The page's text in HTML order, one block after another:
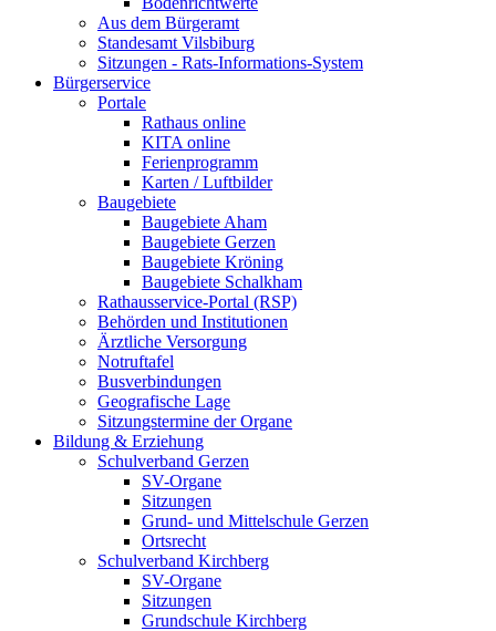
Aus dem Bürgeramt
Standesamt Vilsbiburg
Sitzungen - Rats-Informations-System
Bürgerservice
Portale
Rathaus online
KITA online
Ferienprogramm
Karten / Luftbilder
Baugebiete
Baugebiete Aham
Baugebiete Gerzen
Baugebiete Kröning
Baugebiete Schalkham
Rathausservice-Portal (RSP)
Behörden und Institutionen
Ärztliche Versorgung
Notruftafel
Busverbindungen
Geografische Lage
Sitzungstermine der Organe
Bildung & Erziehung
Schulverband Gerzen
SV-Organe
Sitzungen
Grund- und Mittelschule Gerzen
Ortsrecht
Schulverband Kirchberg
SV-Organe
Sitzungen
Grundschule Kirchberg